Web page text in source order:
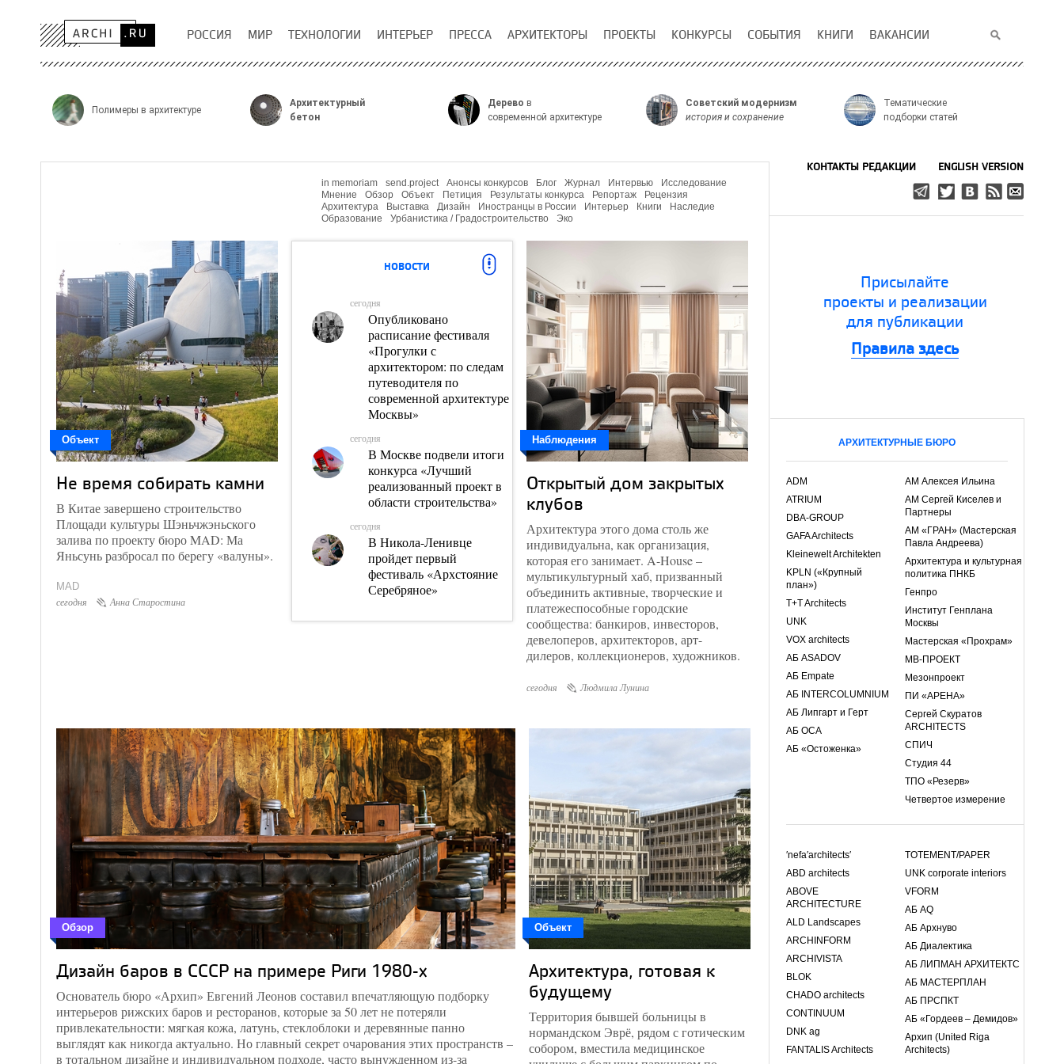
РОССИЯ МИР ТЕХНОЛОГИИ ИНТЕРЬЕР ПРЕССА АРХИТЕКТОРЫ ПРОЕКТЫ КОНКУРСЫ СОБЫТИЯ КНИГИ ВАКАНСИИ
Полимеры в архитектуре
Архитектурный
бетон
Дерево в
современной архитектуре
Советский модернизм
история и сохранение
Тематические
подборки статей
in memoriam send.project Анонсы конкурсов Блог Журнал Интервью
Исследование
Мнение
Обзор Объект Петиция Результаты конкурса Репортаж
Рецензия
Архитектура
Выставка Дизайн Иностранцы в России Интерьер Книги
Наследие
Образование
Урбанистика / Градостроительство Эко
Объект
Не время собирать камни
В Китае завершено строительство
Площади культуры Шэньчжэньского
залива по проекту бюро MAD: Ма
Яньсунь разбросал по берегу «валуны».
MAD
сегодня Анна Старостина
НОВОСТИ
сегодня
Опубликовано
расписание фестиваля
«Прогулки с
архитектором: по следам
путеводителя по
современной архитектуре
Москвы»
сегодня
В Москве подвели итоги
конкурса «Лучший
реализованный проект в
области строительства»
сегодня
В Никола-Ленивце
пройдет первый
фестиваль «Архстояние
Серебряное»
4 августа
Объявлен набор в школу
координаторов «Том
Сойер Феста»
3 августа
Обнародован эскиз
мурала Антона Чумака,
который появится на
территории
«Мануфактуры XIX»
31 июля
Напоминаем, что институт
Генплана ждет заявок на премию
архитектора»
21 июля
Новый партнер Архи.ру –
CHADO architects
20 июля
Наблюдения
Открытый дом закрытых
клубов
Архитектура этого дома столь же
индивидуальна, как организация,
которая его занимает. A-House –
мультикультурный хаб, призванный
объединить активные, творческие и
платежеспособные городские
сообщества: банкиров, инвесторов,
девелоперов, архитекторов, арт-
дилеров, коллекционеров, художников.
сегодня Людмила Лунина
Обзор
Дизайн баров в СССР на примере Риги 1980-х
Основатель бюро «Архип» Евгений Леонов составил впечатляющую подборку
интерьеров рижских баров и ресторанов, которые за 50 лет не потеряли
привлекательности: мягкая кожа, латунь, стеклоблоки и деревянные панно
выглядят как никогда актуально. Но главный секрет очарования этих пространств –
в тотальном дизайне и индивидуальном подходе, часто вынужденном из-за
Объект
Архитектура, готовая к
будущему
Территория бывшей больницы в
нормандском Эврё, рядом с готическим
собором, вместила медицинское
КОНТАКТЫ РЕДАКЦИИ ENGLISH VERSION
Присылайте
проекты и реализации
для публикации
Правила здесь
АРХИТЕКТУРНЫЕ БЮРО
ADM
ATRIUM
DBA-GROUP
GAFA Architects
Kleinewelt Architekten
KPLN («Крупный
план»)
T+T Architects
UNK
VOX architects
АБ ASADOV
АБ Empate
АБ INTERCOLUMNIUM
АБ Липгарт и Герт
АБ ОСА
АБ «Остоженка»
АМ Алексея Ильина
АМ Сергей Киселев и
Партнеры
АМ «ГРАН» (Мастерская
Павла Андреева)
Архитектура и культурная
политика ПНКБ
Генпро
Институт Генплана
Москвы
Мастерская «Прохрам»
МВ-ПРОЕКТ
Мезонпроект
ПИ «АРЕНА»
Сергей Скуратов
ARCHITECTS
СПИЧ
Студия 44
ТПО «Резерв»
Четвертое измерение
′nefa′architects′
ABD architects
ABOVE
ARCHITECTURE
ALD Landscapes
ARCHINFORM
ARCHIVISTA
BLOK
CHADO architects
CONTINUUM
DNK ag
FANTALIS Architects
TOTEMENT/PAPER
UNK corporate interiors
VFORM
АБ AQ
АБ Архнуво
АБ Диалектика
АБ ЛИПМАН АРХИТЕКТС
АБ МАСТЕРПЛАН
АБ ПРСПКТ
АБ «Гордеев – Демидов»
Архип (United Riga
Architects)